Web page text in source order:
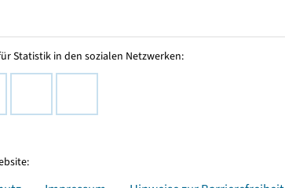
Statistik in den sozialen Netzwerken: